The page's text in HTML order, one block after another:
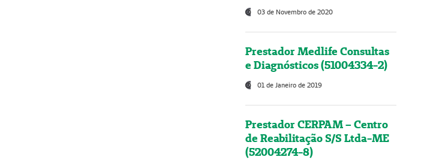
03 de Novembro de 2020
Prestador Medlife Consultas
e Diagnósticos (51004334-2)
01 de Janeiro de 2019
Prestador CERPAM – Centro
de Reabilitação S/S Ltda-ME
(52004274-8)